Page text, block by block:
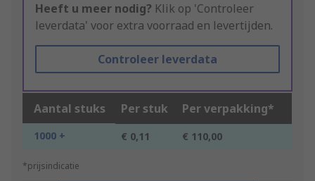
Heeft u meer nodig? Klik op 'Controleer
leverdata' voor extra voorraad en levertijden.
Controleer leverdata
Aantal stuks Per stuk Per verpakking*
1000 + € 0,11 € 110,00
*prijsindicatie